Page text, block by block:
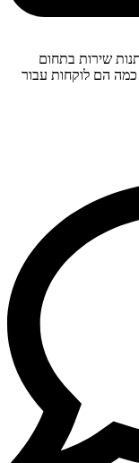
שירות בתחום
כמה הם לוקחות עבור